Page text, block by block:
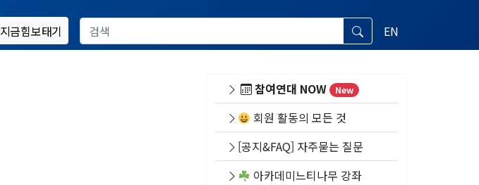
지금힘보태기 EN
참여연대 NOW New
회원 활동의 모든 것
[공지&FAQ] 자주묻는 질문
아카데미느티나무 강좌